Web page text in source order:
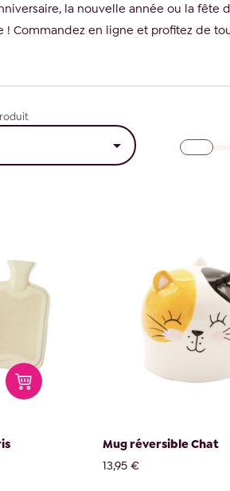
la nouvelle année ou la fête
Commandez en ligne et profitez de

Mug réversible Chat
13,95 €